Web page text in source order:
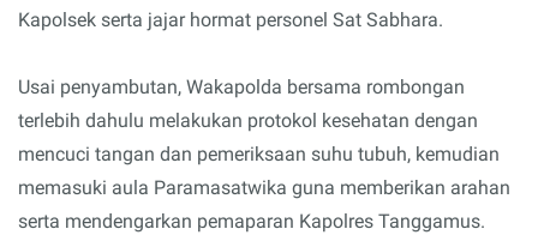
Kapolsek serta jajar hormat personel Sat Sabhara.
Usai penyambutan, Wakapolda bersama rombongan
terlebih dahulu melakukan protokol kesehatan dengan
mencuci tangan dan pemeriksaan suhu tubuh, kemudian
memasuki aula Paramasatwika guna memberikan arahan
serta mendengarkan pemaparan Kapolres Tanggamus.